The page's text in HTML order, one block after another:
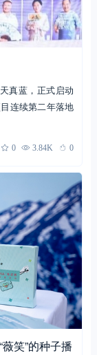
真蓝，正式启动
连续第二年落地
0 3.84K 0
笑”的种子播